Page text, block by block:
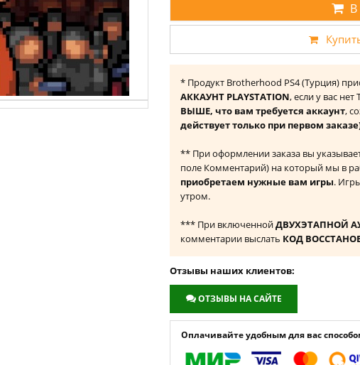
В
* Продукт Brotherhood PS4 (Турция)
АККАУНТ PLAYSTATION, если у вас нет
ВЫШЕ, что вам требуется аккаунт,
действует только при первом
** При оформлении заказа вы
поле Комментарий) на который мы в
приобретаем нужные вам игры.
утром.
*** При включеннойДВУХЭТАПНОЙ
комментарии выслать КОД
Отзывы наших клиентов:
ОТЗЫВЫ НА САЙТЕ
Оплачивайте удобным для вас